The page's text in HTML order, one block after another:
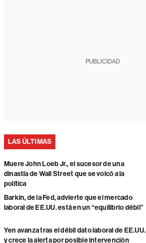
PUBLICIDAD
LAS ÚLTIMAS
Muere John Loeb Jr., el sucesor de una
dinastía de Wall Street que se volcó a la
política
Barkin, de la Fed, advierte que el mercado
laboral de EE.UU. está en un “equilibrio débil”
Yen avanza tras el débil dato laboral de EE.UU.
y crece la alerta por posible intervención